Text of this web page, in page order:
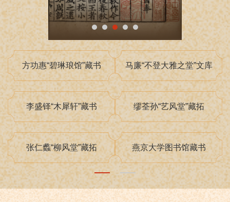
程砚秋“玉霜簃”藏书 “大仓文库“